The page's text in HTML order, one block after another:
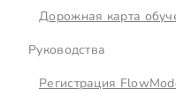
Дорожная карта
Руководства
Регистрация